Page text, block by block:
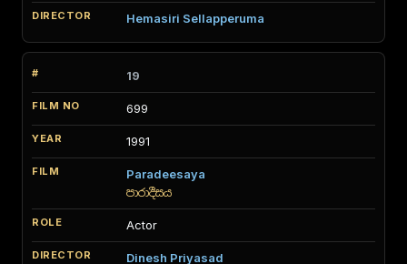
Hemasiri Sellapperuma
19
699
1991
Paradeesaya
පාරාදීසය
Actor
Dinesh Priyasad